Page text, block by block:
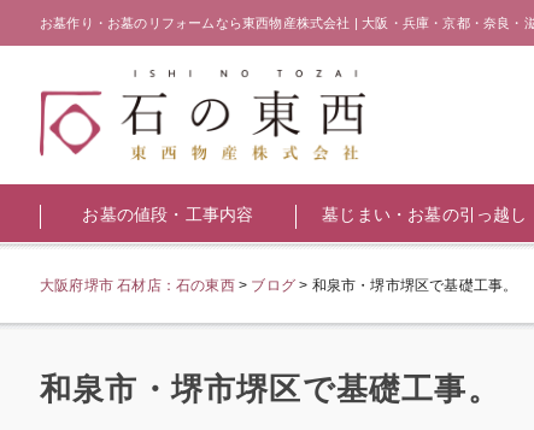
お墓作り・お墓のリフォームなら東西物産株式会社 | 大阪・兵庫・京都・奈良・
お墓の値段・工事内容 墓じまい・お墓の引っ越し
大阪府堺市 石材店：石の東西> ブログ > 和泉市・堺市堺区で基礎工事。
和泉市・堺市堺区で基礎工事。